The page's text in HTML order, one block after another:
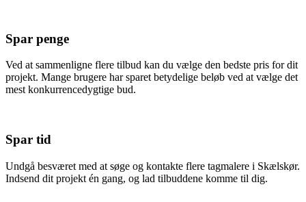
Spar penge
Ved at sammenligne flere tilbud kan du vælge den bedste pris for dit
projekt. Mange brugere har sparet betydelige beløb ved at vælge det
mest konkurrencedygtige bud.
Spar tid
Undgå besværet med at søge og kontakte flere tagmalere i Skælskør.
Indsend dit projekt én gang, og lad tilbuddene komme til dig.